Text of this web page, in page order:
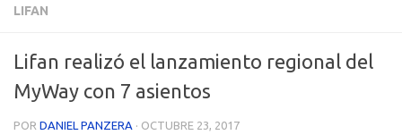
LIFAN
Lifan realizó el lanzamiento regional del
MyWay con 7 asientos
POR DANIEL PANZERA · OCTUBRE 23, 2017